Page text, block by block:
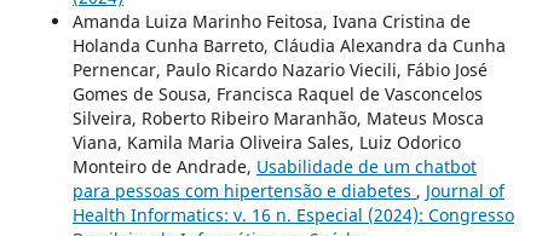
Amanda Luiza Marinho Feitosa, Ivana Cristina de
Holanda Cunha Barreto, Cláudia Alexandra da Cunha
Pernencar, Paulo Ricardo Nazario Viecili, Fábio José
Gomes de Sousa, Francisca Raquel de Vasconcelos
Silveira, Roberto Ribeiro Maranhão, Mateus Mosca
Viana, Kamila Maria Oliveira Sales, Luiz Odorico
Monteiro de Andrade, Usabilidade de um chatbot
para pessoas com hipertensão e diabetes , Journal of
Health Informatics: v. 16 n. Especial (2024): Congresso